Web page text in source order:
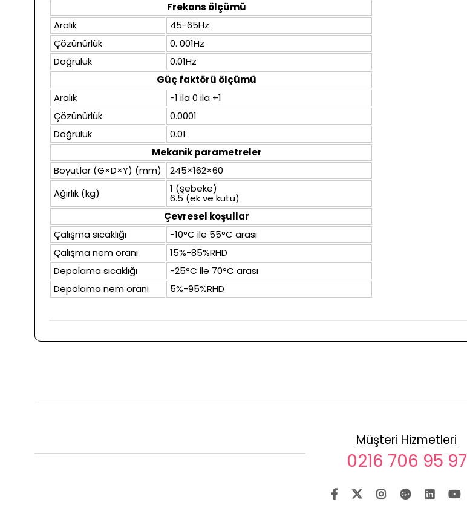
Frekans ölçümü
Aralık
45-65Hz
Çözünürlük
0. 001Hz
Doğruluk
0.01Hz
Güç faktörü ölçümü
Aralık
-1 ila 0 ila +1
Çözünürlük
0.0001
Doğruluk
0.01
Mekanik parametreler
Boyutlar (G×D×Y) (mm)
245×162×60
Ağırlık (kg)
1 (şebeke)
6.5 (ek ve kutu)
Çevresel koşullar
Çalışma sıcaklığı
-10°C ile 55°C arası
Çalışma nem oranı
15%-85%RHD
Depolama sıcaklığı
-25°C ile 70°C arası
Depolama nem oranı
5%-95%RHD
Müşteri Hizmetleri
0216 706 95 97